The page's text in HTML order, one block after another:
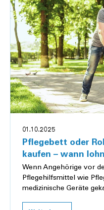
01.10.2025
Pflegebett oder
kaufen – wann
Wenn Angehörige vor
Pflegehilfsmittel wie
medizinische Geräte